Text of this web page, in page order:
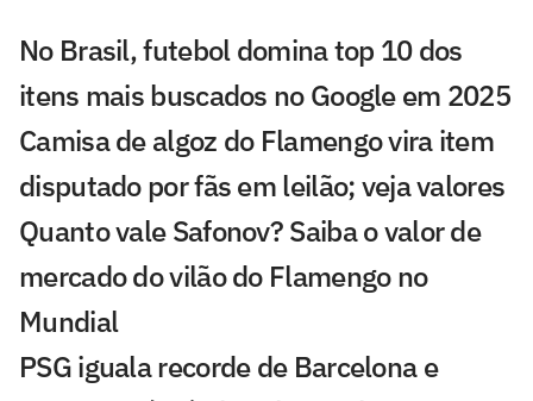
No Brasil, futebol domina top 10 dos
itens mais buscados no Google em 2025
Camisa de algoz do Flamengo vira item
disputado por fãs em leilão; veja valores
Quanto vale Safonov? Saiba o valor de
mercado do vilão do Flamengo no
Mundial
PSG iguala recorde de Barcelona e